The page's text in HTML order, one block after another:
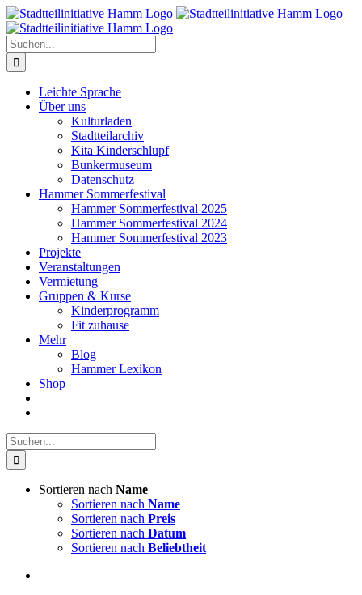
Zum
Inhalt
springen
Suche
nach:
Leichte Sprache
Über uns
Kulturladen
Stadtteilarchiv
Kita Kinderschlupf
Bunkermuseum
Datenschutz
Hammer Sommerfestival
Hammer Sommerfestival 2025
Hammer Sommerfestival 2024
Hammer Sommerfestival 2023
Projekte
Veranstaltungen
Vermietung
Gruppen & Kurse
Kinderprogramm
Fit zuhause
Mehr
Blog
Hammer Lexikon
Shop
Suche
nach:
Sortieren nach Name
Sortieren nach Name
Sortieren nach Preis
Sortieren nach Datum
Sortieren nach Beliebtheit